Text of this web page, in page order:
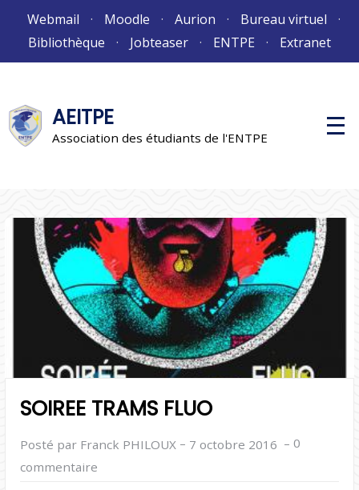
Webmail Moodle Aurion
Bureau virtuel
Bibliothèque
Jobteaser ENTPE Extranet
AEITPE
Association des étudiants de l'ENTPE
M
e
SOIREE TRAMS FLUO
Posté par Franck PHILOUX – 7 octobre 2016 – 0
commentaire